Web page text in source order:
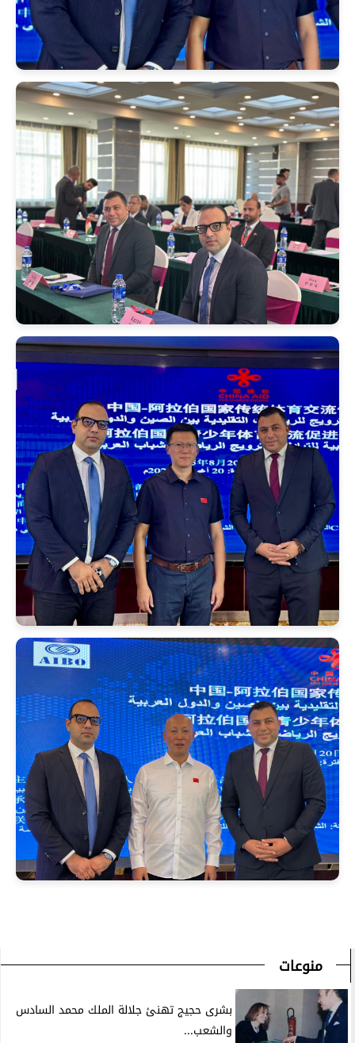
منوعات
بشرى حجيج تهنئ جلالة الملك محمد السادس
والشعب...